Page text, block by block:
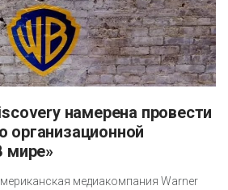
организационной
мире»
медиакомпания Warner